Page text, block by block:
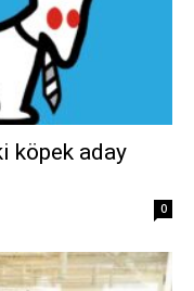
köpek aday
0